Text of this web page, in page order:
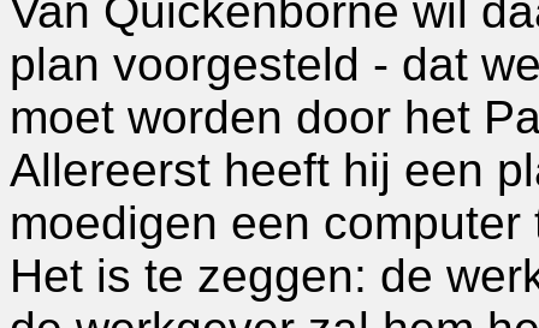
Van Quickenborne wil
plan voorgesteld - dat
moet worden door het
Allereerst heeft hij een
moedigen een
Het is te zeggen: de